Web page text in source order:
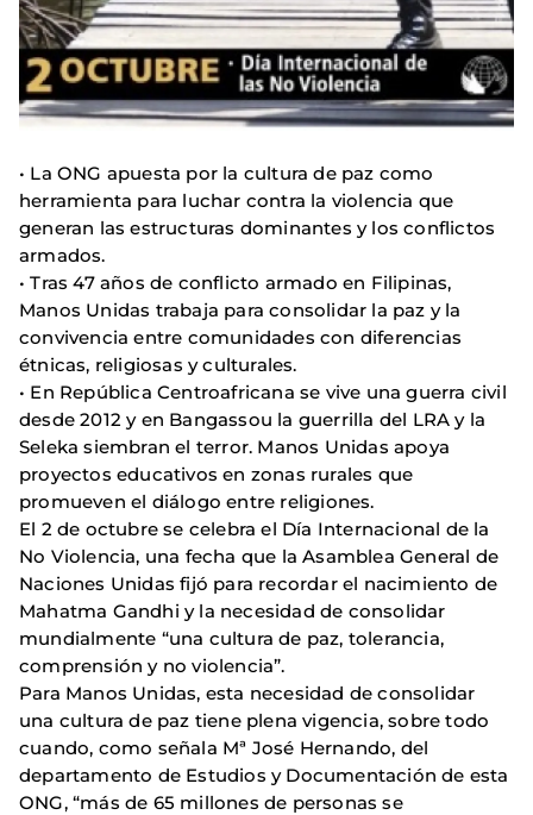
• La ONG apuesta por la cultura de paz como
herramienta para luchar contra la violencia que
generan las estructuras dominantes y los conflictos
armados.
• Tras 47 años de conflicto armado en Filipinas,
Manos Unidas trabaja para consolidar la paz y la
convivencia entre comunidades con diferencias
étnicas, religiosas y culturales.
• En República Centroafricana se vive una guerra civil
desde 2012 y en Bangassou la guerrilla del LRA y la
Seleka siembran el terror. Manos Unidas apoya
proyectos educativos en zonas rurales que
promueven el diálogo entre religiones.
El 2 de octubre se celebra el Día Internacional de la
No Violencia, una fecha que la Asamblea General de
Naciones Unidas fijó para recordar el nacimiento de
Mahatma Gandhi y la necesidad de consolidar
mundialmente “una cultura de paz, tolerancia,
comprensión y no violencia”.
Para Manos Unidas, esta necesidad de consolidar
una cultura de paz tiene plena vigencia, sobre todo
cuando, como señala Mª José Hernando, del
departamento de Estudios y Documentación de esta
ONG, “más de 65 millones de personas se